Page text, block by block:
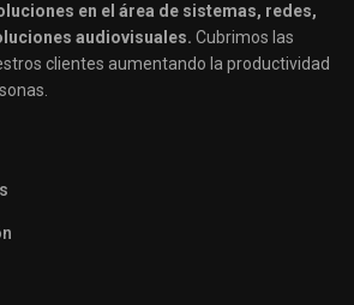
en el área de sistemas, redes,
audiovisuales. Cubrimos las
clientes aumentando la productividad